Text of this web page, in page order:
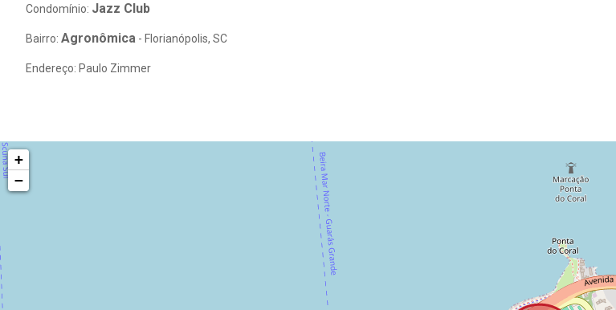
Condomínio: Jazz Club
Bairro: Agronômica - Florianópolis, SC
Endereço: Paulo Zimmer
+
−